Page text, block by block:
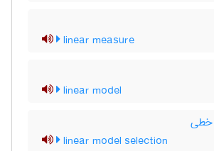
linear measure
linear model
خطی
linear model selection